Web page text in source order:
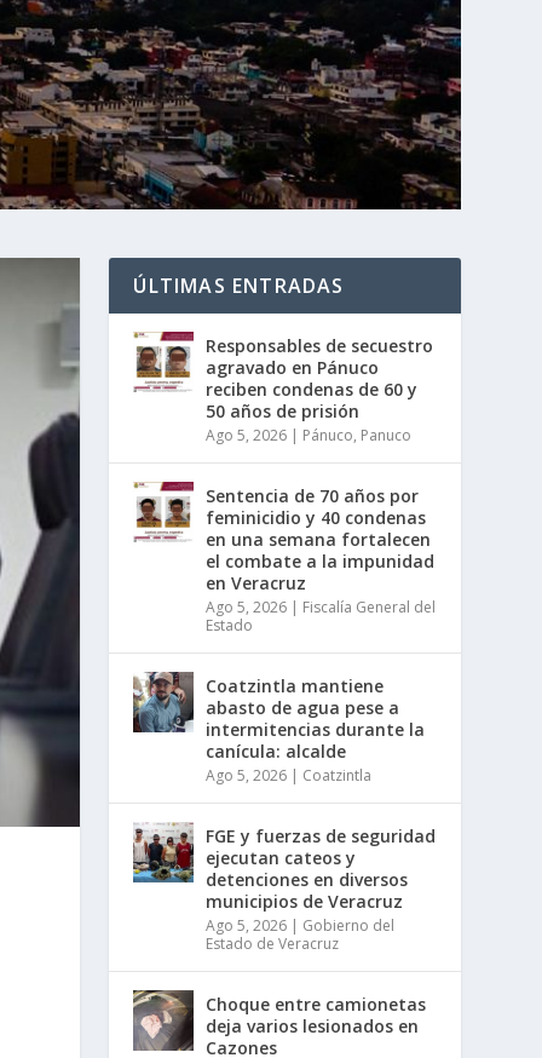
ÚLTIMAS ENTRADAS
Responsables de secuestro
agravado en Pánuco
reciben condenas de 60 y
50 años de prisión
Ago 5, 2026 | Pánuco, Panuco
Sentencia de 70 años por
feminicidio y 40 condenas
en una semana fortalecen
el combate a la impunidad
en Veracruz
Ago 5, 2026 | Fiscalía General del
Estado
Coatzintla mantiene
abasto de agua pese a
intermitencias durante la
canícula: alcalde
Ago 5, 2026 | Coatzintla
FGE y fuerzas de seguridad
ejecutan cateos y
detenciones en diversos
municipios de Veracruz
Ago 5, 2026 | Gobierno del
Estado de Veracruz
Choque entre camionetas
deja varios lesionados en
Cazones